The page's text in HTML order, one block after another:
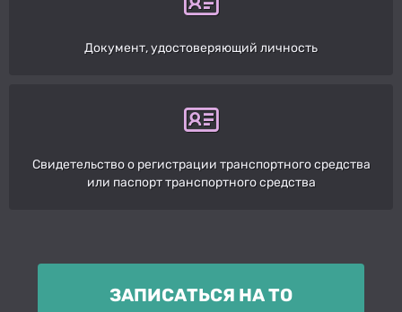
Документ, удостоверяющий личность
Свидетельство о регистрации транспортного средства
или паспорт транспортного средства
ЗАПИСАТЬСЯ НА ТО